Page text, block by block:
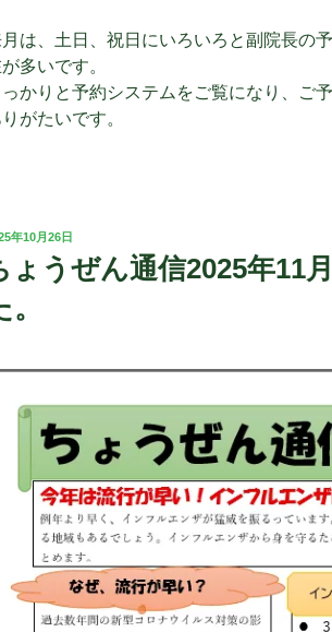
は、土日、祝日にいろいろと副院長の
多いです。
っかりと予約システムをご覧になり、ご
がたいです。
年10月26日
ょうぜん通信2025年11
。